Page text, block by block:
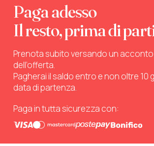
Paga adesso
Il resto, prima di
Prenota subito versando un
dell’offerta.
Pagherai il saldo entro e non oltre 10
data di partenza.
Paga in tutta sicurezza con: